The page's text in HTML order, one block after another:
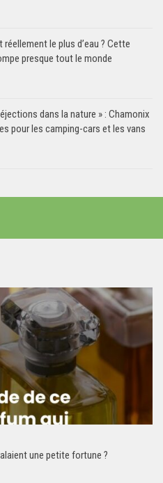
le plus d’eau ? Cette
presque tout le monde
dans la nature » : Chamonix
pour les camping-cars et les vans
une petite fortune ?